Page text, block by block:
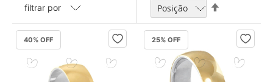
Definir
Decrescente
40% OFF 25% OFF
filtrar por